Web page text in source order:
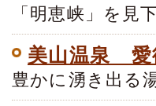
「明恵峡」を
美山温泉 愛
豊かに湧き出る